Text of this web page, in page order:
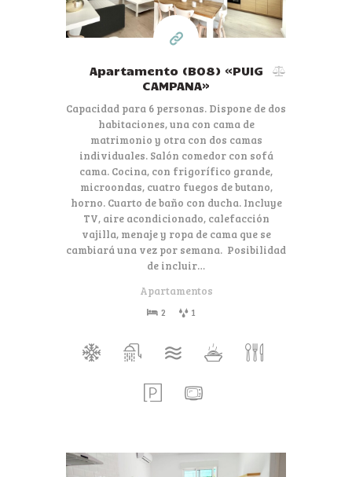
Apartamento (B08) «PUIG
CAMPANA»
Capacidad para 6 personas. Dispone de dos
habitaciones, una con cama de
matrimonio y otra con dos camas
individuales. Salón comedor con sofá
cama. Cocina, con frigorífico grande,
microondas, cuatro fuegos de butano,
horno. Cuarto de baño con ducha. Incluye
TV, aire acondicionado, calefacción
vajilla, menaje y ropa de cama que se
cambiará una vez por semana. Posibilidad
de incluir…
Apartamentos
2 1